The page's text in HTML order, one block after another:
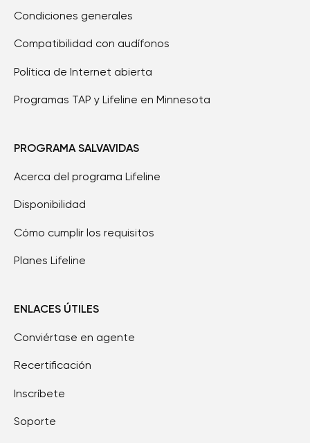
Condiciones generales
Compatibilidad con audífonos
Política de Internet abierta
Programas TAP y Lifeline en Minnesota
PROGRAMA SALVAVIDAS
Acerca del programa Lifeline
Disponibilidad
Cómo cumplir los requisitos
Planes Lifeline
ENLACES ÚTILES
Conviértase en agente
Recertificación
Inscríbete
Soporte